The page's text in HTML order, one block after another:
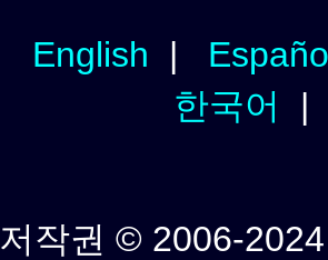
English |
한국어
저작권 © 2006-